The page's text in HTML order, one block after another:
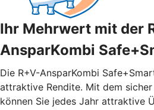
Ihr Mehrwert mit der
AnsparKombi
Die R+V-AnsparKombi
attraktive Rendite. Mit dem
können Sie jedes Jahr attraktive